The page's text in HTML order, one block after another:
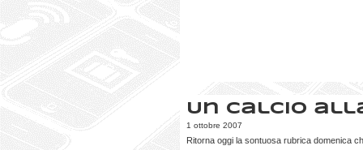
Un calcio
1 ottobre 2007
Ritorna oggi la sontuosa rubrica domenica